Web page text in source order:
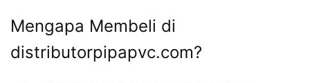
Mengapa Membeli di
distributorpipapvc.com?